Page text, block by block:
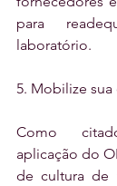
para
laboratório.
5. Mobilize
Como
aplicação do
de cultura de